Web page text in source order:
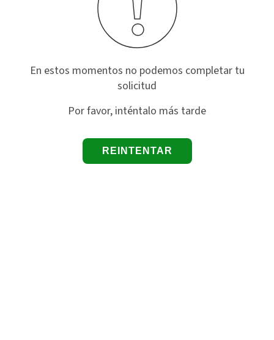
En estos momentos no podemos completar tu
solicitud
Por favor, inténtalo más tarde
REINTENTAR